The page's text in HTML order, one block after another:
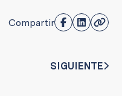
Compartir
SIGUIENTE